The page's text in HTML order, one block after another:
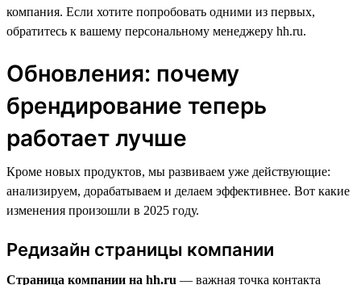
компания. Если хотите попробовать одними из первых,
обратитесь к вашему персональному менеджеру hh.ru.
Обновления: почему
брендирование теперь
работает лучше
Кроме новых продуктов, мы развиваем уже действующие:
анализируем, дорабатываем и делаем эффективнее. Вот какие
изменения произошли в 2025 году.
Редизайн страницы компании
Страница компании на hh.ru — важная точка контакта